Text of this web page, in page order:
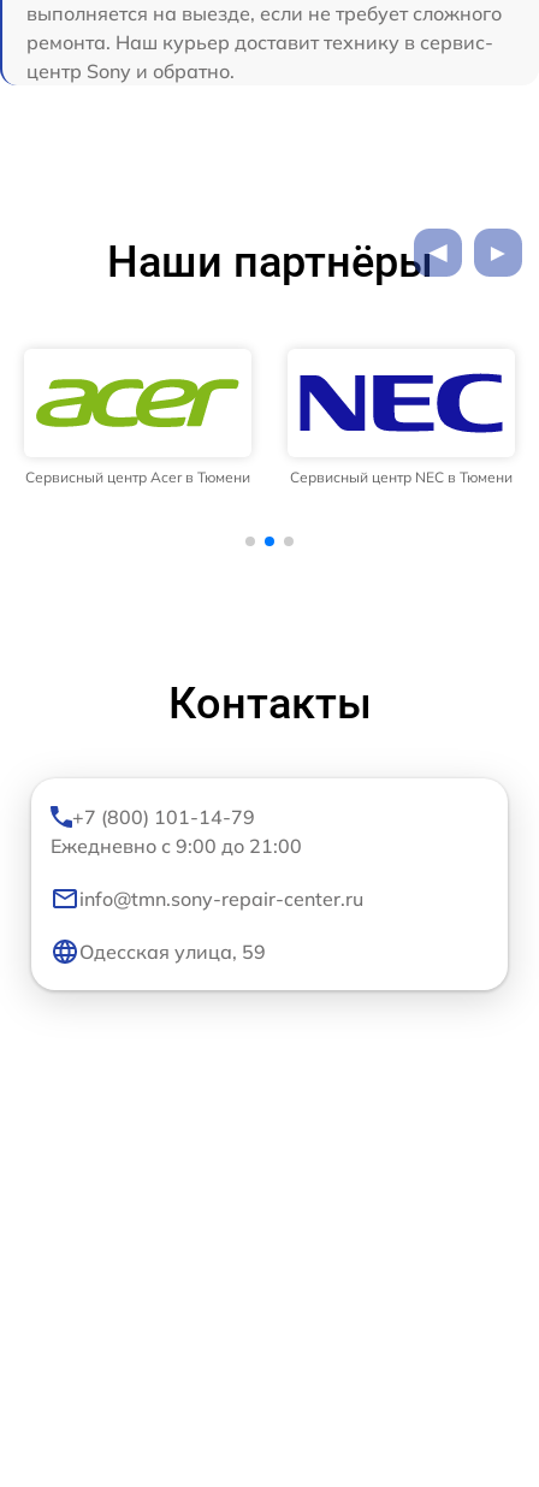
выполняется на выезде, если не требует сложного
ремонта. Наш курьер доставит технику в сервис-
центр Sony и обратно.
Наши партнёры
Сервисный центр Acer в Тюмени Сервисный центр NEC в Тюмени
Контакты
+7 (800) 101-14-79
Ежедневно с 9:00 до 21:00
info@tmn.sony-repair-center.ru
Одесская улица, 59